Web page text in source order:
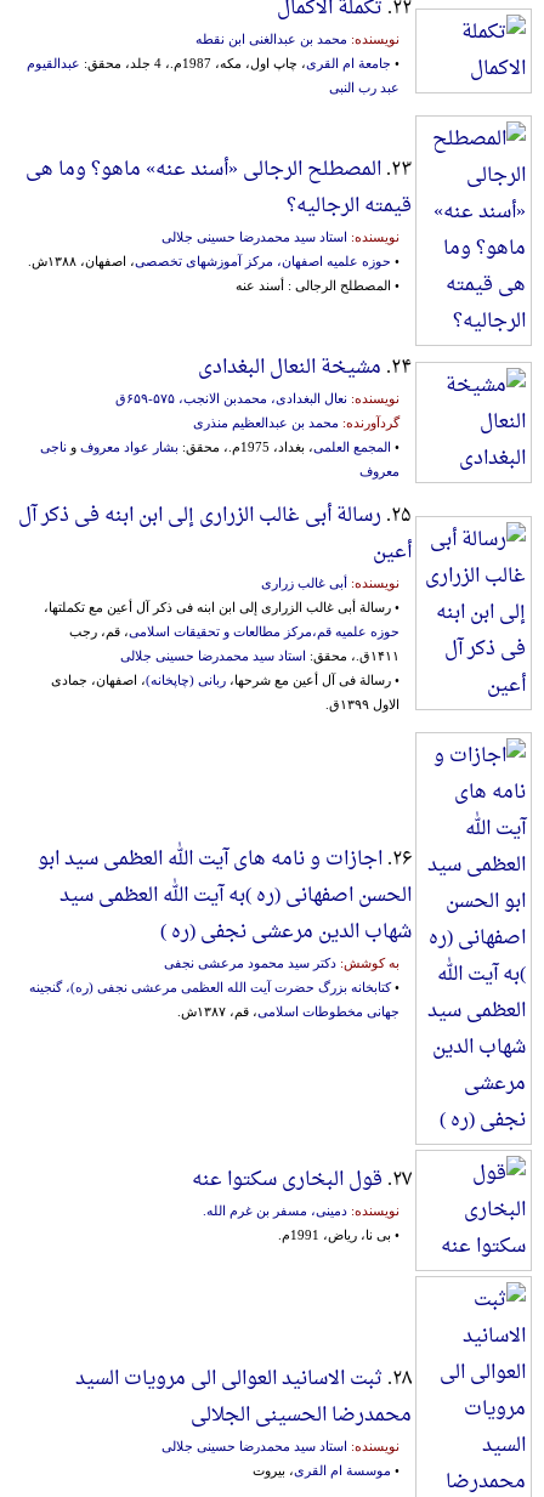
۲۲. تکملة الاکمال
نویسنده: محمد بن عبدالغنی ابن نقطه
• جامعة ام القری، چاپ اول، مکه، 1987م.، 4 جلد، محقق:
عبدالقیوم
عبد رب النبی
۲۳. المصطلح الرجالی «أسند عنه» ماهو؟ وما هی
قیمته الرجالیه؟
نویسنده: استاد سید محمدرضا حسینی جلالی
• حوزه علمیه اصفهان، مرکز آموزشهای تخصصی، اصفهان، ۱۳۸۸ش.
• المصطلح الرجالی : أسند عنه
۲۴. مشیخة النعال البغدادی
نویسنده: نعال البغدادی، محمدبن الانجب، ۵۷۵-‎۶۵۹ق
گردآورنده: محمد بن عبدالعظیم منذری
• المجمع العلمی، بغداد، 1975م.، محقق: بشار عواد معروف و ناجی
معروف
۲۵. رسالة أبی غالب الزراری إلی ابن ابنه فی ذکر آل
أعین
نویسنده: أبی غالب زراری
• رسالة أبی غالب الزراری إلی ابن ابنه فی ذکر آل أعین مع تکملتها،
حوزه علمیه قم،مرکز مطالعات و تحقیقات اسلامی، قم، رجب
۱۴۱۱ق.، محقق:
استاد سید محمدرضا حسینی جلالی
• رسالة فی آل أعین مع شرحها، ربانی (چاپخانه)، اصفهان، جمادی
الاول ۱۳۹۹ق.
۲۶. اجازات و نامه های آیت الله العظمی سید ابو
الحسن اصفهانی (ره )به آیت الله العظمی سید
شهاب الدین مرعشی نجفی (ره )
به کوشش: دکتر سید محمود مرعشی نجفی
•کتابخانه بزرگ حضرت آیت الله العظمی مرعشی نجفی (ره)، گنجینه
جهانی مخطوطات اسلامی، قم، ۱۳۸۷ش.
۲۷. قول البخاری سکتوا عنه
نویسنده: دمینی، مسفر بن غرم الله.
• بی نا، ریاض، 1991م.
۲۸. ثبت الاسانید العوالی الی مرویات السید
محمدرضا الحسینی الجلالی
نویسنده: استاد سید محمدرضا حسینی جلالی
• موسسة ام القری، بیروت